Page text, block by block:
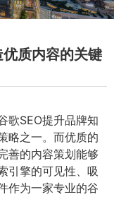
质内容的关键
歌SEO提升品牌知
略之一。而优质的
善的内容策划能够
引擎的可见性、吸
作为一家专业的谷